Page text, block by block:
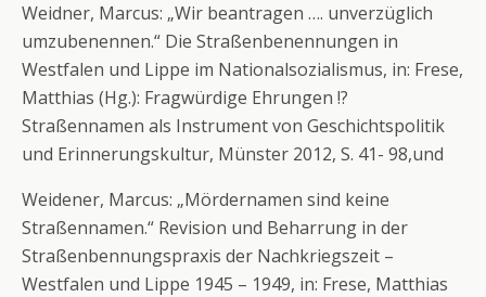
Weidner, Marcus: „Wir beantragen …. unverzüglich
umzubenennen.“ Die Straßenbenennungen in
Westfalen und Lippe im Nationalsozialismus, in: Frese,
Matthias (Hg.): Fragwürdige Ehrungen !?
Straßennamen als Instrument von Geschichtspolitik
und Erinnerungskultur, Münster 2012, S. 41- 98,und
Weidener, Marcus: „Mördernamen sind keine
Straßennamen.“ Revision und Beharrung in der
Straßenbennungspraxis der Nachkriegszeit –
Westfalen und Lippe 1945 – 1949, in: Frese, Matthias